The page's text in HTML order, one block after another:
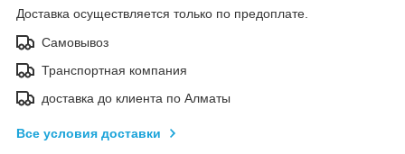
Доставка осуществляется только по предоплате.
Самовывоз
Транспортная компания
доставка до клиента по Алматы
Все условия доставки